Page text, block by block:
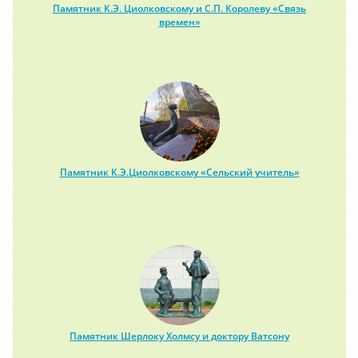
Памятник К.Э. Циолковскому и С.П. Королеву «Связь
времен»
Памятник К.Э.Циолковскому «Сельский учитель»
Памятник Шерлоку Холмсу и доктору Ватсону